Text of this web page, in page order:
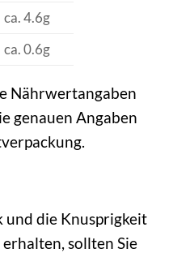
ca. 4.6g
ca. 0.6g
Nährwertangaben
genauen Angaben
und die Knusprigkeit
sollten Sie